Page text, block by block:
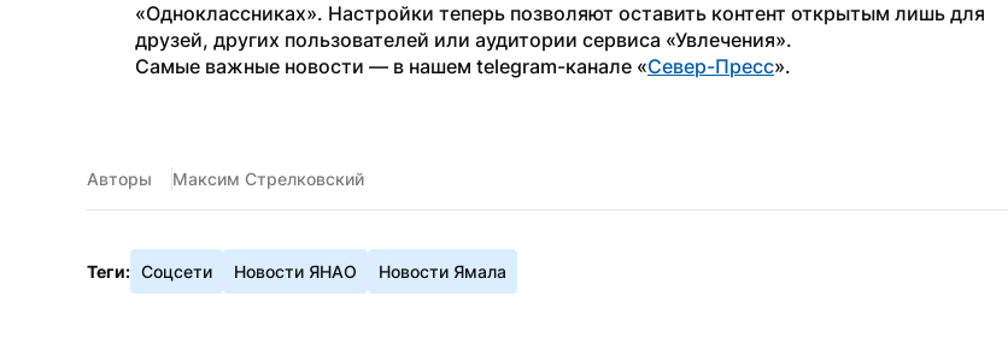
«Одноклассниках». Настройки теперь позволяют оставить контент открытым лишь для
друзей, других пользователей или аудитории сервиса «Увлечения».
Самые важные новости — в нашем telegram-канале «Север-Пресс».
Авторы Максим Стрелковский
Теги: Соцсети Новости ЯНАО Новости Ямала